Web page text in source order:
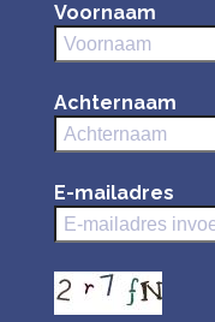
Voornaam
Achternaam
E-mailadres